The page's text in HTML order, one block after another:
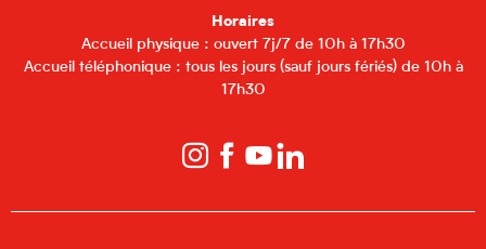
Horaires
Accueil physique : ouvert 7j/7 de 10h à 17h30
Accueil téléphonique : tous les jours (sauf jours fériés) de 10h à
17h30